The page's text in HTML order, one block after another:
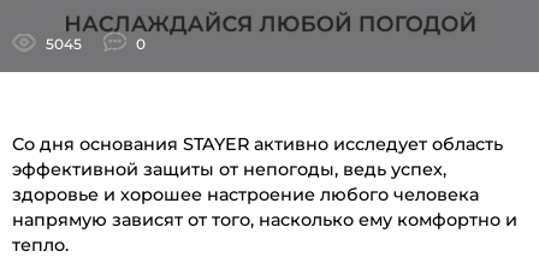
5045 0
Со дня основания STAYER активно исследует область
эффективной защиты от непогоды, ведь успех,
здоровье и хорошее настроение любого человека
напрямую зависят от того, насколько ему комфортно и
тепло.